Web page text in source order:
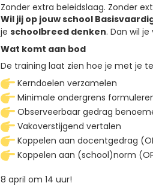
Zonder extra beleidslaag. Zonder
Wil jij op jouw school
je schoolbreed denken. Dan wil je
Wat komt aan bod
De training laat zien hoe je met je
Kerndoelen verzamelen
Minimale ondergrens
Observeerbaar gedrag
Vakoverstijgend vertalen
Koppelen aan docentgedrag
Koppelen aan (school)norm
8 april om 14 uur!